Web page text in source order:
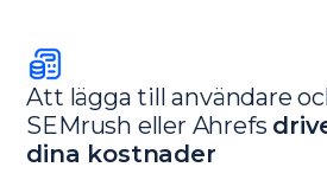
Att lägga till användare
SEMrush eller Ahrefs
dina kostnader